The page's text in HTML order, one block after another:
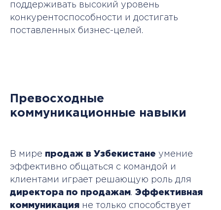
поддерживать высокий уровень
конкурентоспособности и достигать
поставленных бизнес-целей.
Превосходные
коммуникационные навыки
В мире продаж в Узбекистане умение
эффективно общаться с командой и
клиентами играет решающую роль для
директора по продажам. Эффективная
коммуникация не только способствует